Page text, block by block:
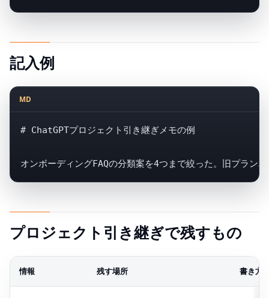
記入例
MD
# ChatGPTプロジェクト引き継ぎメモの例
オンボーディングFAQの分類案を4つまで絞った。旧プラン
プロジェクト引き継ぎで残すもの
情報 残す場所 書き方